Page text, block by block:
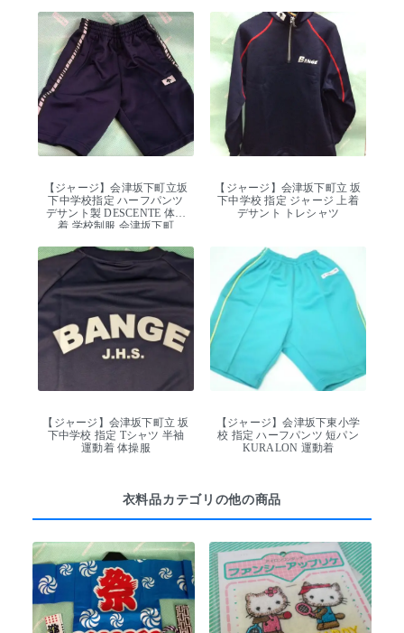
【ジャージ】会津坂下町立坂
下中学校指定 ハーフパンツ
デサント製 DESCENTE 体操
着 学校制服 会津坂下町
【ジャージ】会津坂下町立 坂
下中学校 指定 ジャージ 上着
デサント トレシャツ
【ジャージ】会津坂下町立 坂
下中学校 指定 Tシャツ 半袖
運動着 体操服
【ジャージ】会津坂下東小学
校 指定 ハーフパンツ 短パン
KURALON 運動着
衣料品カテゴリの他の商品